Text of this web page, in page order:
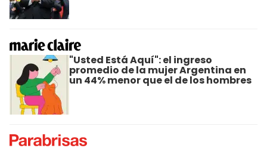
"Usted Está Aquí": el ingreso
promedio de la mujer Argentina en
un 44% menor que el de los hombres